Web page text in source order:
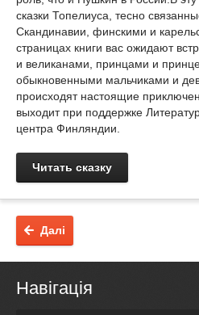
сказки Топелиуса, тесно
Скандинавии, финскими и
страницах книги вас ожидают
и великанами, принцами и
обыкновенными мальчиками и
происходят настоящие
выходит при поддержке
центра Финляндии.
Читать сказку
Далі
Навігація